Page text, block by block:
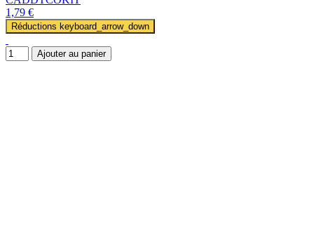
1,79 €
Réductions keyboard_arrow_down
Ajouter au panier